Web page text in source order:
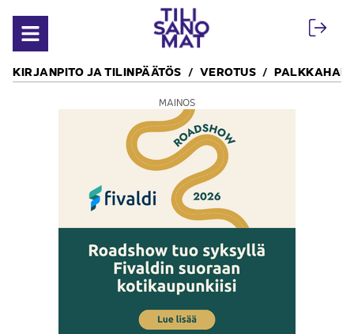
Avaa valikko
KIRJANPITO JA TILINPÄÄTÖS VEROTUS
MAINOS